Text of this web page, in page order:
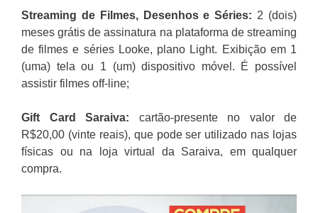
Streaming de Filmes, Desenhos e Séries: 2 (dois)
meses grátis de assinatura na plataforma de streaming
de filmes e séries Looke, plano Light. Exibição em 1
(uma) tela ou 1 (um) dispositivo móvel. É possível
assistir filmes off-line;
Gift Card Saraiva: cartão-presente no valor de
R$20,00 (vinte reais), que pode ser utilizado nas lojas
físicas ou na loja virtual da Saraiva, em qualquer
compra.